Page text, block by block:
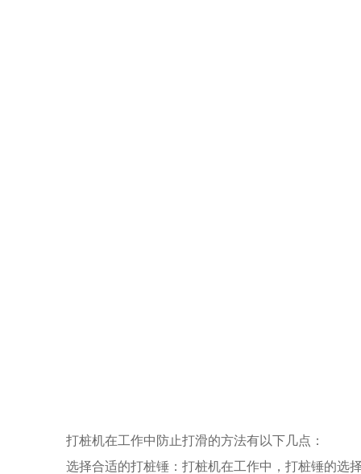
打桩机在工作中防止打滑的方法有以下几点：
选择合适的打桩锤：打桩机在工作中，打桩锤的选